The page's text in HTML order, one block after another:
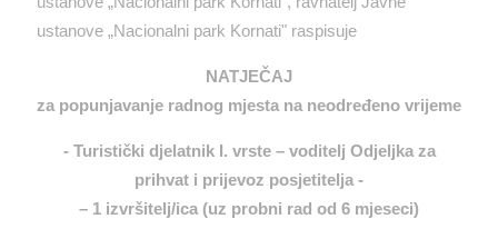
ustanove „Nacionalni park Kornati" raspisuje
NATJEČAJ
za popunjavanje radnog mjesta na neodređeno vrijeme
- Turistički djelatnik I. vrste – voditelj Odjeljka za
prihvat i prijevoz posjetitelja -
– 1 izvršitelj/ica (uz probni rad od 6 mjeseci)